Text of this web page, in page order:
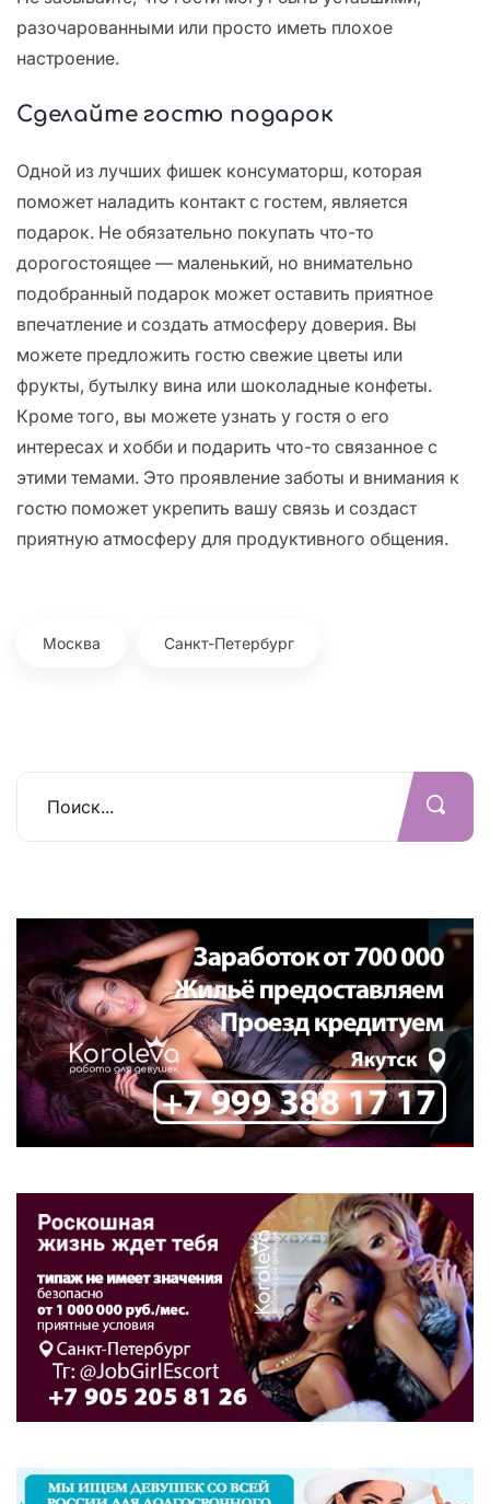
разочарованными или просто иметь плохое
настроение.
Сделайте гостю подарок
Одной из лучших фишек консуматорш, которая
поможет наладить контакт с гостем, является
подарок. Не обязательно покупать что-то
дорогостоящее — маленький, но внимательно
подобранный подарок может оставить приятное
впечатление и создать атмосферу доверия. Вы
можете предложить гостю свежие цветы или
фрукты, бутылку вина или шоколадные конфеты.
Кроме того, вы можете узнать у гостя о его
интересах и хобби и подарить что-то связанное с
этими темами. Это проявление заботы и внимания к
гостю поможет укрепить вашу связь и создаст
приятную атмосферу для продуктивного общения.
Москва Санкт-Петербург